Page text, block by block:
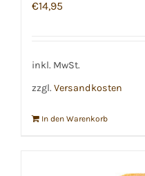
€14,95
inkl. MwSt.
zzgl. Versandkosten
In den Warenkorb